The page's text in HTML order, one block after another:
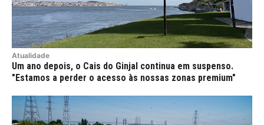
Atualidade
Um ano depois, o Cais do Ginjal continua em suspenso.
"Estamos a perder o acesso às nossas zonas premium"